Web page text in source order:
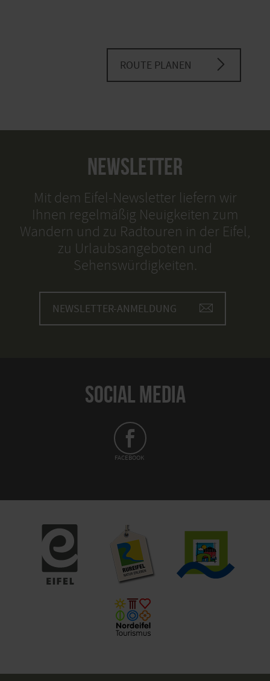
ROUTE PLANEN
NEWSLETTER
Mit dem Eifel-Newsletter liefern wir
Ihnen regelmäßig Neuigkeiten zum
Wandern und zu Radtouren in der Eifel,
zu Urlaubsangeboten und
Sehenswürdigkeiten.
NEWSLETTER-ANMELDUNG
SOCIAL MEDIA
FACEBOOK